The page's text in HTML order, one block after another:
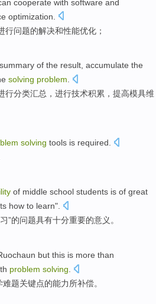
cooperate with software and
optimization
行问题的解决和性能优化；
summary of the result, accumulate the
solving problem.
行分类汇总 ，进行技术积累 ，提高模具维
solving tools is required.
of middle school students is of great
how to learn".
”的问题具有十分重要的意义。
but this is more than
problem solving
难题关键点的能力所补偿。